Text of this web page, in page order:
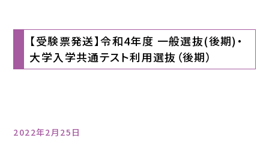
【受験票発送】令和4年度 一般選抜(後期)・
大学入学共通テスト利用選抜（後期）
2022年2月25日